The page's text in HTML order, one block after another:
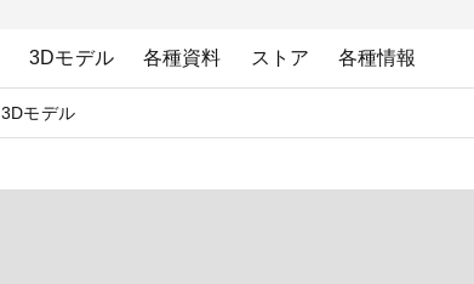
3Dモデル 各種資料 ストア 各種情報
3Dモデル